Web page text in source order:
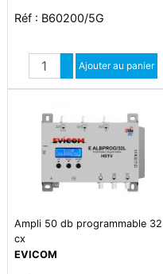
Réf : B60200/5G
Quantité
Augmenter quantité
Diminuer quantité
Ajouter au panier
Ampli 50 db programmable 32
cx
EVICOM